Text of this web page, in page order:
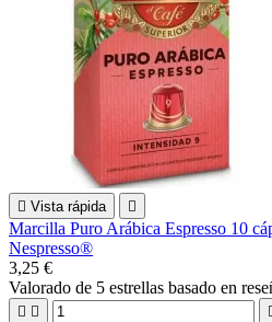
 Vista rápida 
Marcilla Puro Arábica Espresso 10
Nespresso®
3,25 €
Valorado de 5 estrellas basado en
 